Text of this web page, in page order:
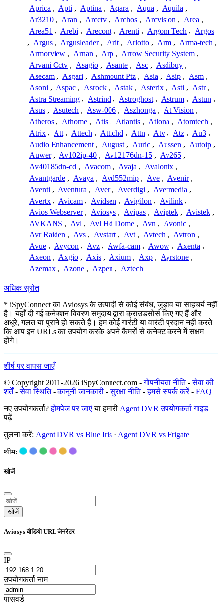
Aprica , Apti , Aptina , Aqara , Aqua , Aquila ,
Ar3210 , Aran , Arcctv , Archos , Arcvision , Area ,
Area51 , Arebi , Arecont , Arenti , Argom Tech , Argos
, Argus , Argusleader , Arit , Arlotto , Arm , Arma-tech ,
Armorview , Arnan , Arp , Arrow Security System ,
Arvani Cctv , Asagio , Asante , Asc , Asdibuy ,
Asecam , Asgari , Ashmount Ptz , Asia , Asip , Asm ,
Asoni , Aspac , Asrock , Astak , Asterix , Asti , Astr ,
Astra Streaming , Astrind , Astroghost , Astrum , Astun ,
Asus , Asutech , Asw-006 , Aszhonga , At Vision ,
Atheros , Athome , Atis , Atlantis , Atlona , Atomtech ,
Atrix , Att , Attech , Attichd , Attn , Atv , Atz , Au3 ,
Audio Enhancement , August , Auric , Aussen , Autoip ,
Auwer , Av102ip-40 , Av12176dn-15 , Av265 ,
Av40185dn-cd , Avacom , Avaja , Avalonix ,
Avantgarde , Avaya , Avd552mip , Ave , Avenir ,
Aventi , Aventura , Aver , Averdigi , Avermedia ,
Avertx , Avicam , Avidsen , Avigilon , Avilink ,
Avios Webserver , Aviosys , Avipas , Aviptek , Avistek ,
AVKANS , Avl , Avl Hd Dome , Avn , Avonic ,
Avr Raiden , Avs , Avstart , Avt , Avtech , Avtron ,
Avue , Avycon , Avz , Awfa-cam , Awow , Axenta ,
Axeon , Axgio , Axis , Axium , Axp , Ayrstone ,
Azemax , Azone , Azpen , Aztech
अधिक स्रोत
* iSpyConnect का Aviosys के उत्पादों से कोई संबंध, जुड़ाव या साहचर्य नहीं
है। यहाँ दी गई कनेक्शन विवरण समुदाय द्वारा क्राउडसोर्स किए गए हैं और
अधूरे, गलत या पुराने हो सकते हैं। हम कोई गारंटी या वारंटी प्रदान नहीं करते
कि आप इन URLs का उपयोग करके अपने कैमरों से कनेक्ट करने में सक्षम
होंगे।
शीर्ष पर वापस जाएँ
© Copyright 2011-2026 iSpyConnect.com -गोपनीयता नीति-सेवा की
शर्तें-सेवा स्थिति-कानूनी जानकारी -सुरक्षा नीति-हमसे संपर्क करें- FAQ
नए उपयोगकर्ता?होमपेज पर जाएंया हमारी Agent DVR उपयोगकर्ता गाइड
पढ़ें
तुलना करें: Agent DVR vs Blue Iris · Agent DVR vs Frigate
थीम:
खोजें
खोजें
Aviosys वीडियो URL जेनरेटर
IP
उपयोगकर्ता नाम
पासवर्ड